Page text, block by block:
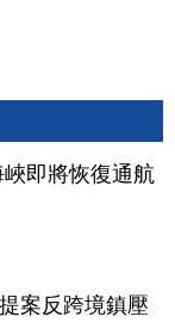
即將恢復通航
案反跨境鎮壓